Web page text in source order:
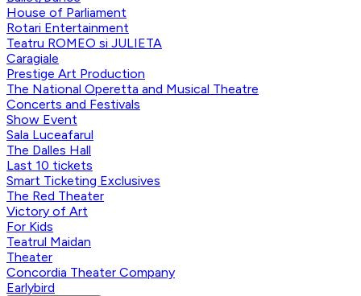
House of Parliament
Rotari Entertainment
Teatru ROMEO si JULIETA
Caragiale
Prestige Art Production
The National Operetta and Musical Theatre
Concerts and Festivals
Show Event
Sala Luceafarul
The Dalles Hall
Last 10 tickets
Smart Ticketing Exclusives
The Red Theater
Victory of Art
For Kids
Teatrul Maidan
Theater
Concordia Theater Company
Earlybird